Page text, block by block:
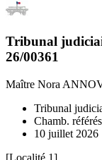
Tribunal
26/00361
Maître Nora
Tribunal
Chamb.
10 juillet 2026
[Localité 1]